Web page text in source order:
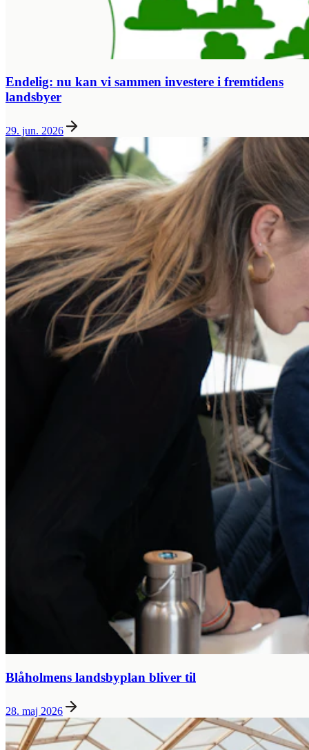
Endelig: nu kan vi sammen investere i fremtidens
landsbyer
29. jun. 2026
Blåholmens landsbyplan bliver til
28. maj 2026